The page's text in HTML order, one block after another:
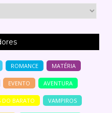
ROMANCE MATÉRIA
EVENTO AVENTURA
DO BARATO VAMPIROS